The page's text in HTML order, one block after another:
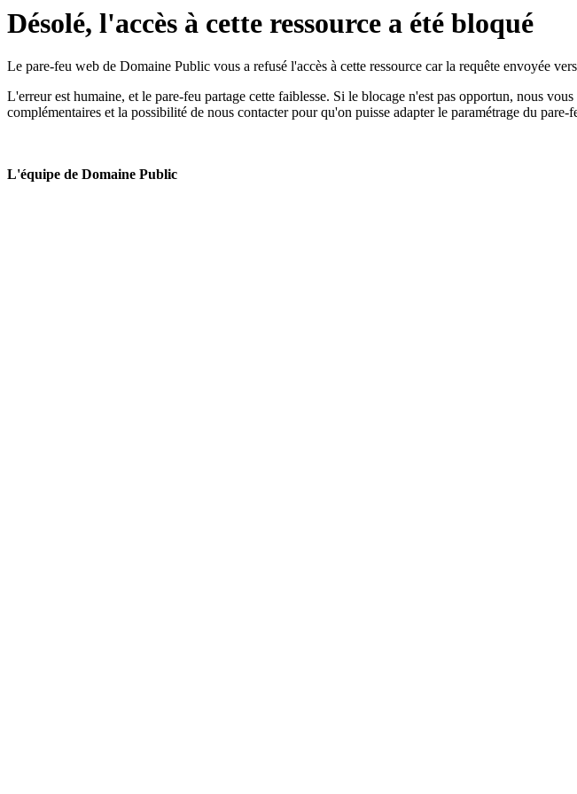
Désolé, l'accès à cette ressource a été bloqué
Le pare-feu web de Domaine Public vous a refusé l'accès à cette ressource car la requête envoyée
L'erreur est humaine, et le pare-feu partage cette faiblesse. Si le blocage n'est pas opportun, nous
complémentaires et la possibilité de nous contacter pour qu'on puisse adapter le paramétrage du pare-
L'équipe de Domaine Public